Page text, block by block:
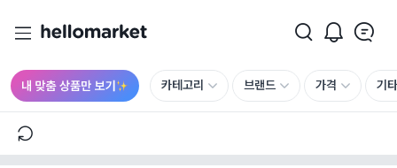
카테고리 브랜드 가격 기타